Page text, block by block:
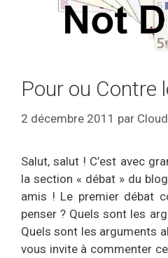
Pour ou Contre
2 décembre 2011 par
Salut, salut ! C’est avec
la section « débat » du
amis ! Le premier débat
penser ? Quels sont les
Quels sont les arguments
vous invite à commenter